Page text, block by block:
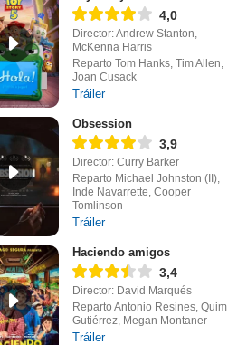
4,0
Director: Andrew Stanton,
McKenna Harris
Reparto Tom Hanks, Tim Allen,
Joan Cusack
Tráiler
Obsession
3,9
Director: Curry Barker
Reparto Michael Johnston (II),
Inde Navarrette, Cooper
Tomlinson
Tráiler
Haciendo amigos
3,4
Director: David Marqués
Reparto Antonio Resines, Quim
Gutiérrez, Megan Montaner
Tráiler